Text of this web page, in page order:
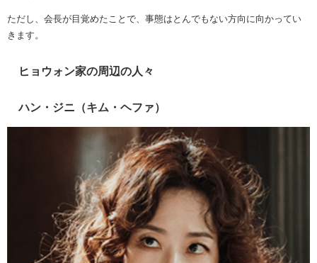
ただし、会長が目覚めたことで、事態はとんでもない方向に向かってい
きます。
ヒョウォン家の周辺の人々
ハン・ジニ（キム・ヘファ）